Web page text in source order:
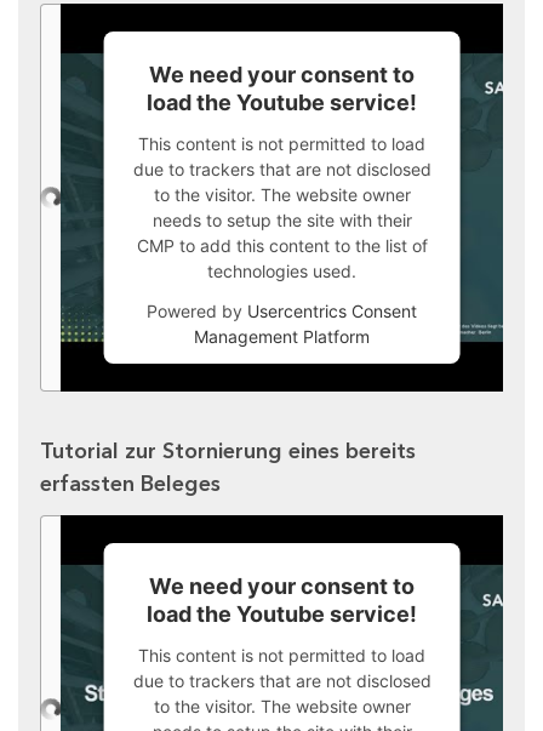
We need your consent to
load the Youtube service!
This content is not permitted to load
due to trackers that are not disclosed
to the visitor. The website owner
needs to setup the site with their
CMP to add this content to the list of
technologies used.
Powered by Usercentrics Consent
Management Platform
Tutorial zur Stornierung eines bereits
erfassten Beleges
We need your consent to
load the Youtube service!
This content is not permitted to load
due to trackers that are not disclosed
to the visitor. The website owner